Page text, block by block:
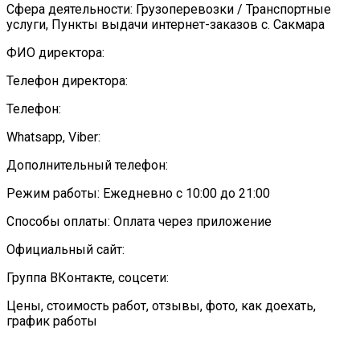
Сфера деятельности: Грузоперевозки / Транспортные
услуги, Пункты выдачи интернет-заказов с. Сакмара
ФИО директора:
Телефон директора:
Телефон:
Whatsapp, Viber:
Дополнительный телефон:
Режим работы: Ежедневно с 10:00 до 21:00
Способы оплаты: Оплата через приложение
Официальный сайт:
Группа ВКонтакте, соцсети:
Цены, стоимость работ, отзывы, фото, как доехать,
график работы